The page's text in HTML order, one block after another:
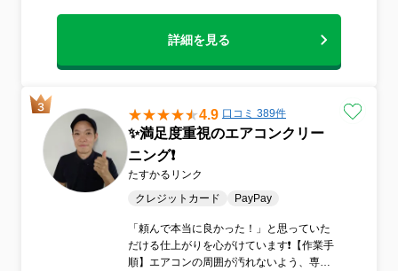
詳細を見る
4.9 口コミ 389件
✨満足度重視のエアコンクリー
ニング❗️
たすかるリンク
クレジットカード
PayPay
「頼んで本当に良かった！」と思っていた
だける仕上がりを心がけています❗️【作業手
順】エアコンの周囲が汚れないよう、専用